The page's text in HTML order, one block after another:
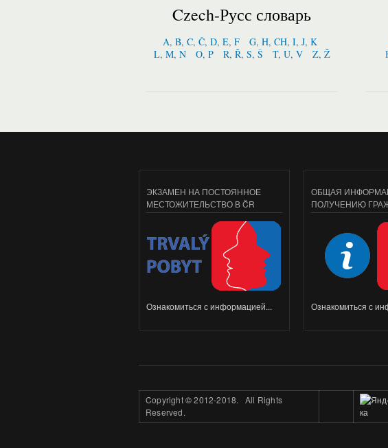
Czech-Русс словарь
A, B, C, Č, D, E, F
G, H, CH, I, J, K
L, M, N
O, P R, Ř, S, Š T, U, V Z, Ž
ЭКЗАМЕН НА ПОСТОЯННОЕ
МЕСТОЖИТЕЛЬСТВО В ČR
Ознакомиться с информацией...
ОБЩАЯ
ПОЛУЧЕНИЮ
Ознакомиться с
Copyright©2012-2018. All Rights
Reserved.